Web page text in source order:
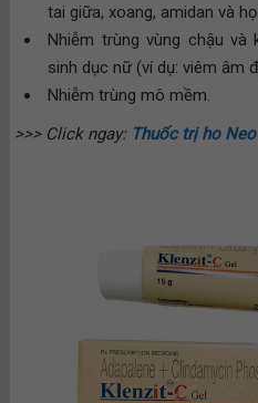
tai giữa, xoang, amidan và
Nhiễm trùng vùng chậu và
sinh dục nữ (ví dụ: viêm âm
Nhiễm trùng mô mềm.
>>> Click ngay: Thuốc trị ho